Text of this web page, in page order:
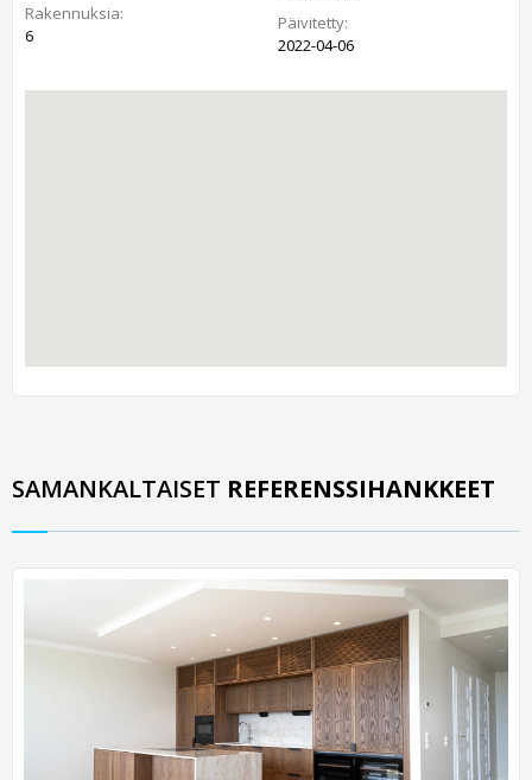
Rakennuksia:
6
Päivitetty:
2022-04-06
SAMANKALTAISET REFERENSSIHANKKEET